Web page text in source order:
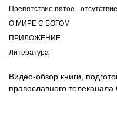
Препятствие пятое -
О МИРЕ С БОГОМ
ПРИЛОЖЕНИЕ
Литература
Видео-обзор книги,
православного